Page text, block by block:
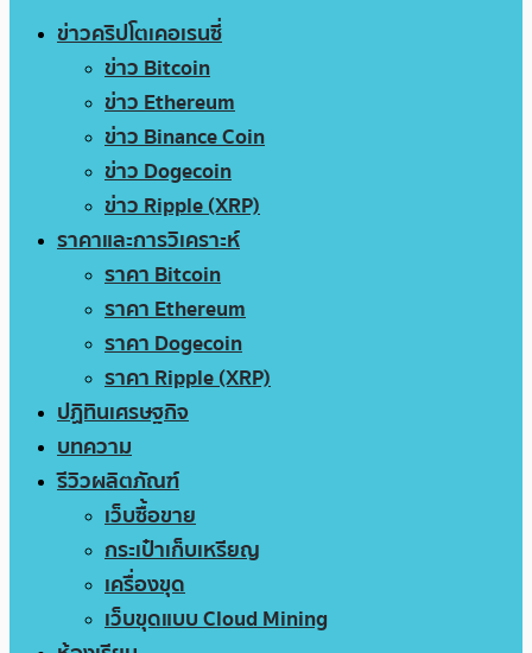
ข่าวคริปโตเคอเรนซี่
ข่าว Bitcoin
ข่าว Ethereum
ข่าว Binance Coin
ข่าว Dogecoin
ข่าว Ripple (XRP)
ราคาและการวิเคราะห์
ราคา Bitcoin
ราคา Ethereum
ราคา Dogecoin
ราคา Ripple (XRP)
ปฏิทินเศรษฐกิจ
บทความ
รีวิวผลิตภัณฑ์
เว็บซื้อขาย
กระเป๋าเก็บเหรียญ
เครื่องขุด
เว็บขุดแบบ Cloud Mining